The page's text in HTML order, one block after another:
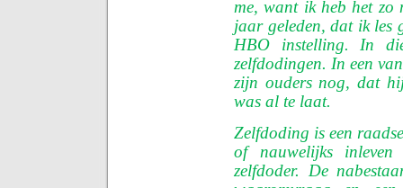
me, want ik heb het
jaar geleden, dat ik les
HBO instelling. In
zelfdodingen. In een
zijn ouders nog, dat
was al te laat.
Zelfdoding is een
of nauwelijks inleven
zelfdoder. De